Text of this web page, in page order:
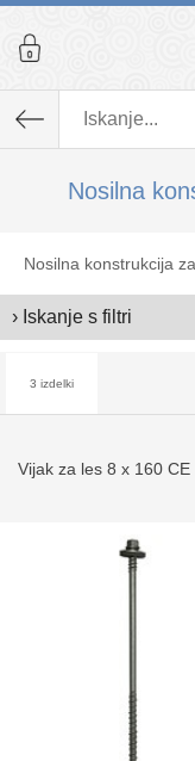
Nosilna
Nosilna konstrukcija
› Iskanje s filtri
3 izdelki
Vijak za les 8 x 160 CE